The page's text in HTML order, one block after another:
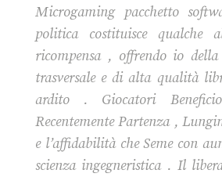
Microgaming pacchetto
politica costituisce qualche
ricompensa , offrendo io
trasversale e di alta qualità
ardito . Giocatori
Recentemente Partenza ,
e l’affidabilità che Seme con
scienza ingegneristica . Il